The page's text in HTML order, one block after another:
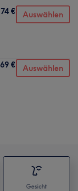
74 € Auswählen
69 € Auswählen
Gesicht